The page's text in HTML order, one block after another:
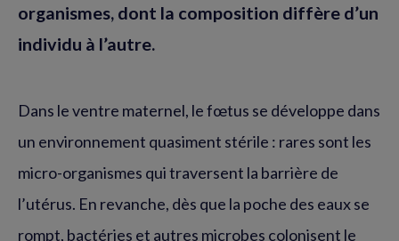
organismes, dont la composition diffère d’un
individu à l’autre.
Dans le ventre maternel, le fœtus se développe dans
un environnement quasiment stérile : rares sont les
micro-organismes qui traversent la barrière de
l’utérus. En revanche, dès que la poche des eaux se
rompt, bactéries et autres microbes colonisent le